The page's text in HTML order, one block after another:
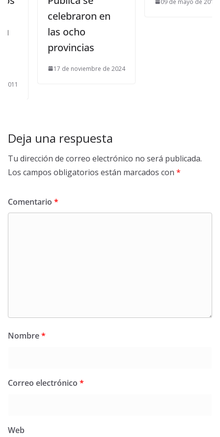
celebraron en
las ocho
provincias
17 de noviembre de 2024
Deja una respuesta
Tu dirección de correo electrónico no será publicada.
Los campos obligatorios están marcados con *
Comentario *
Nombre*
Correo electrónico *
Web